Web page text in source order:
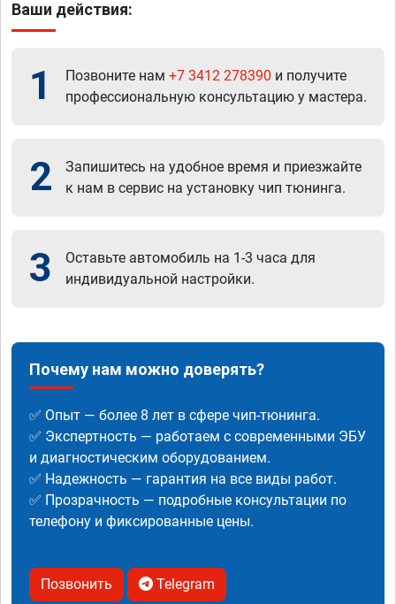
Ваши действия:
1 Позвоните нам +7 3412 278390 и получите
профессиональную консультацию у мастера.
2
Запишитесь на удобное время и приезжайте
к нам в сервис на установку чип тюнинга.
3
Оставьте автомобиль на 1-3 часа для
индивидуальной настройки.
Почему нам можно доверять?
✅ Опыт — более 8 лет в сфере чип-тюнинга.
✅ Экспертность — работаем с современными ЭБУ
и диагностическим оборудованием.
✅ Надежность — гарантия на все виды работ.
✅ Прозрачность — подробные консультации по
телефону и фиксированные цены.
Позвонить Telegram